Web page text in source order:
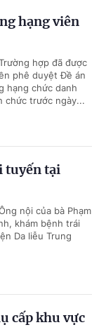
hạng viên
hợp đã được
phê duyệt Đề án
hạng chức danh
chức trước ngày...
tuyến tại
nội của bà Phạm
khám bệnh trái
Da liễu Trung
cấp khu vực